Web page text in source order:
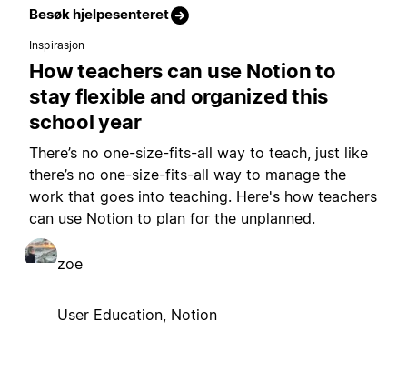
Besøk hjelpesenteret
Inspirasjon
How teachers can use Notion to
stay flexible and organized this
school year
There’s no one-size-fits-all way to teach, just like
there’s no one-size-fits-all way to manage the
work that goes into teaching. Here's how teachers
can use Notion to plan for the unplanned.
zoe
User Education, Notion